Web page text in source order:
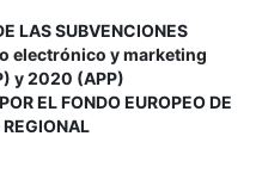
LAS SUBVENCIONES
electrónico y marketing
y 2020 (APP)
EL FONDO EUROPEO DE